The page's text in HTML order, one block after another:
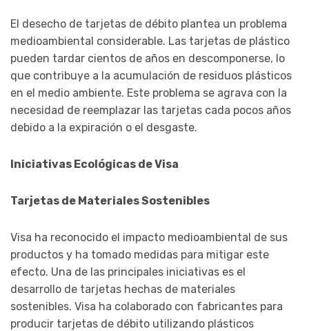
El desecho de tarjetas de débito plantea un problema
medioambiental considerable. Las tarjetas de plástico
pueden tardar cientos de años en descomponerse, lo
que contribuye a la acumulación de residuos plásticos
en el medio ambiente. Este problema se agrava con la
necesidad de reemplazar las tarjetas cada pocos años
debido a la expiración o el desgaste.
Iniciativas Ecológicas de Visa
Tarjetas de Materiales Sostenibles
Visa ha reconocido el impacto medioambiental de sus
productos y ha tomado medidas para mitigar este
efecto. Una de las principales iniciativas es el
desarrollo de tarjetas hechas de materiales
sostenibles. Visa ha colaborado con fabricantes para
producir tarjetas de débito utilizando plásticos